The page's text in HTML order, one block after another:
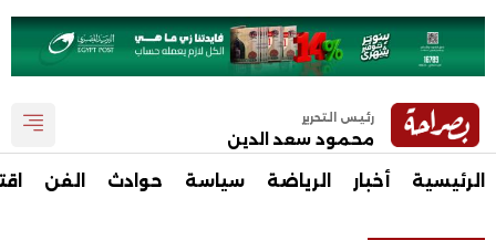
رئيس التحرير
محمود سعد الدين
الرئيسية أخبار الرياضة سياسة حوادث الفن